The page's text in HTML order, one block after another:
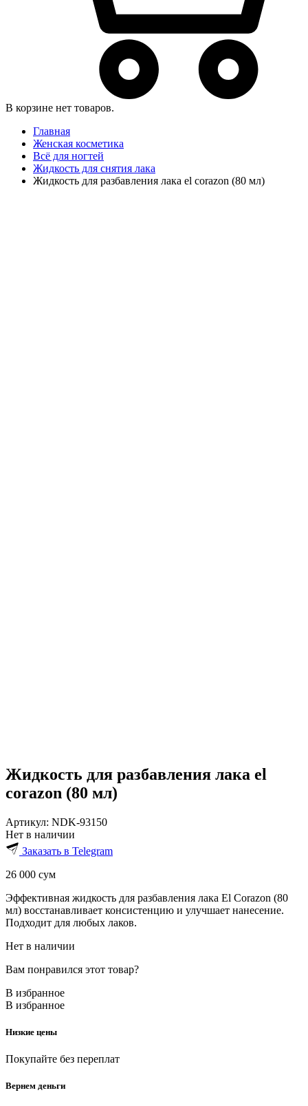
В корзине нет товаров.
Главная
Женская косметика
Всё для ногтей
Жидкость для снятия лака
Жидкость для разбавления лака el corazon (80 мл)
Жидкость для разбавления лака el
corazon (80 мл)
Артикул: NDK-93150
Нет в наличии
Заказать в Telegram
26 000 сум
Эффективная жидкость для разбавления лака El Corazon (80
мл) восстанавливает консистенцию и улучшает нанесение.
Подходит для любых лаков.
Нет в наличии
Вам понравился этот товар?
В избранное
В избранное
Низкие цены
Покупайте без переплат
Вернем деньги